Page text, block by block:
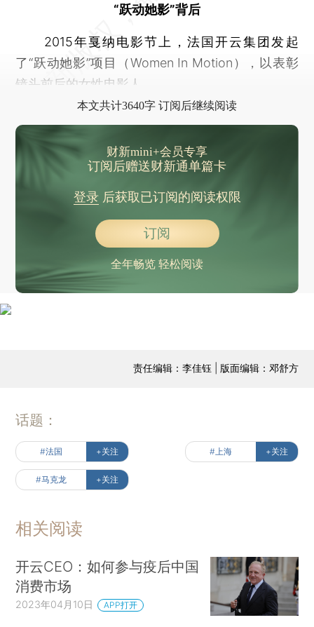
“跃动她影”背后
2015年戛纳电影节上，法国开云集团发起
了“跃动她影”项目（Women In Motion），以表彰
镜头前后的女性电影人。
本文共计3640字 订阅后继续阅读
财新mini+会员专享
订阅后赠送财新通单篇卡
登录后获取已订阅的阅读权限
订阅
全年畅览 轻松阅读
责任编辑：李佳钰 | 版面编辑：邓舒方
话题：
#法国 +关注 #上海 +关注
#马克龙 +关注
相关阅读
开云CEO：如何参与疫后中国
消费市场
2023年04月10日 APP打开